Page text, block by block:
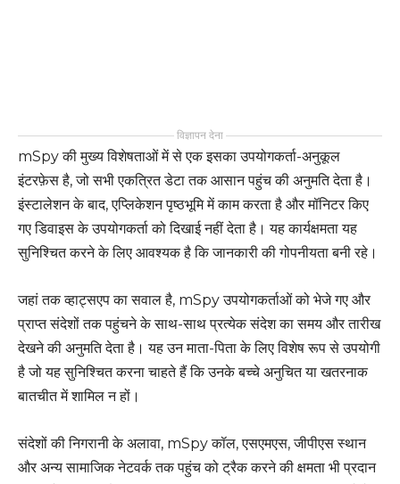
विज्ञापन देना
mSpy की मुख्य विशेषताओं में से एक इसका उपयोगकर्ता-अनुकूल
इंटरफ़ेस है, जो सभी एकत्रित डेटा तक आसान पहुंच की अनुमति देता है।
इंस्टालेशन के बाद, एप्लिकेशन पृष्ठभूमि में काम करता है और मॉनिटर किए
गए डिवाइस के उपयोगकर्ता को दिखाई नहीं देता है। यह कार्यक्षमता यह
सुनिश्चित करने के लिए आवश्यक है कि जानकारी की गोपनीयता बनी रहे।
जहां तक व्हाट्सएप का सवाल है, mSpy उपयोगकर्ताओं को भेजे गए और
प्राप्त संदेशों तक पहुंचने के साथ-साथ प्रत्येक संदेश का समय और तारीख
देखने की अनुमति देता है। यह उन माता-पिता के लिए विशेष रूप से उपयोगी
है जो यह सुनिश्चित करना चाहते हैं कि उनके बच्चे अनुचित या खतरनाक
बातचीत में शामिल न हों।
संदेशों की निगरानी के अलावा, mSpy कॉल, एसएमएस, जीपीएस स्थान
और अन्य सामाजिक नेटवर्क तक पहुंच को ट्रैक करने की क्षमता भी प्रदान